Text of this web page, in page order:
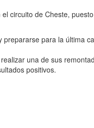
circuito de Cheste,
para la última
una de sus
positivos.